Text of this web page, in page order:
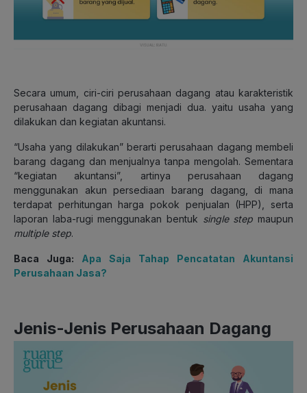
Secara umum, ciri-ciri perusahaan dagang atau karakteristik
perusahaan dagang dibagi menjadi dua. yaitu usaha yang
dilakukan dan kegiatan akuntansi.
“Usaha yang dilakukan” berarti perusahaan dagang membeli
barang dagang dan menjualnya tanpa mengolah. Sementara
“kegiatan akuntansi”, artinya perusahaan dagang
menggunakan akun persediaan barang dagang, di mana
terdapat perhitungan harga pokok penjualan (HPP), serta
laporan laba-rugi menggunakan bentuk single step maupun
multiple step.
Baca Juga: Apa Saja Tahap Pencatatan Akuntansi
Perusahaan Jasa?
Jenis-Jenis Perusahaan Dagang